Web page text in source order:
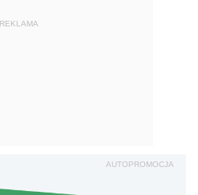
REKLAMA
AUTOPROMOCJA